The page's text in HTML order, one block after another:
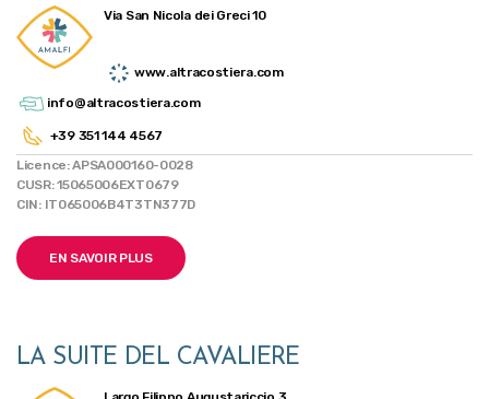
Via San Nicola dei Greci 10
www.altracostiera.com
info@altracostiera.com
+39 351 144 4567
Licence: APSA000160-0028
CUSR: 15065006EXT0679
CIN: IT065006B4T3TN377D
EN SAVOIR PLUS
LA SUITE DEL CAVALIERE